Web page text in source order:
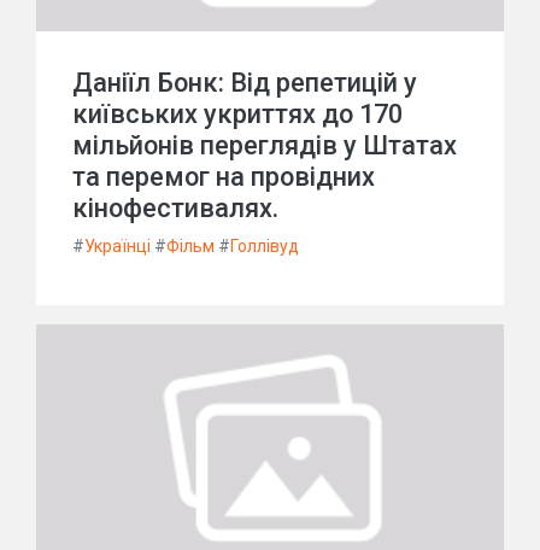
Даніїл Бонк: Від репетицій у
київських укриттях до 170
мільйонів переглядів у Штатах
та перемог на провідних
кінофестивалях.
#Українці #Фільм #Голлівуд